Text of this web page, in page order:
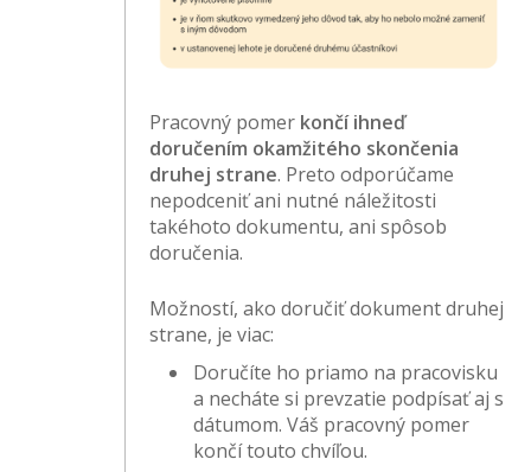
Pracovný pomer končí ihneď
doručením okamžitého skončenia
druhej strane. Preto odporúčame
nepodceniť ani nutné náležitosti
takéhoto dokumentu, ani spôsob
doručenia.
Možností, ako doručiť dokument druhej
strane, je viac:
Doručíte ho priamo na pracovisku
a necháte si prevzatie podpísať aj s
dátumom. Váš pracovný pomer
končí touto chvíľou.